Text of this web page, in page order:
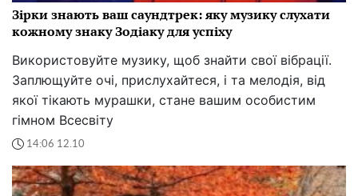
Зірки знають ваш саундтрек: яку музику слухати
кожному знаку Зодіаку для успіху
Використовуйте музику, щоб знайти свої вібрації.
Заплющуйте очі, прислухайтеся, і та мелодія, від
якої тікають мурашки, стане вашим особистим
гімном Всесвіту
14:06 12.10